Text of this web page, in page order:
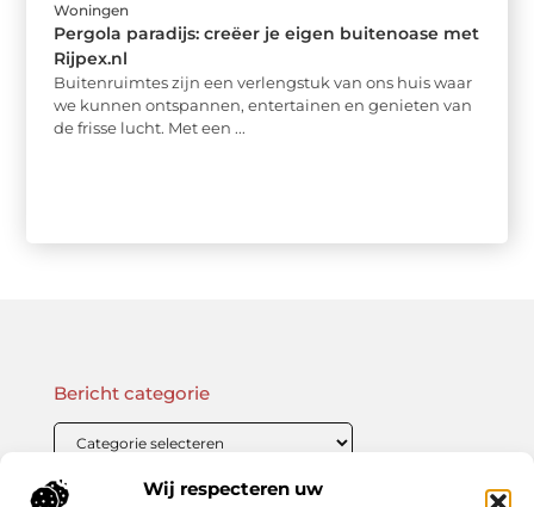
Wij respecteren uw
Woningen
Pergola paradijs: creëer je eigen buitenoase met
Rijpex.nl
Buitenruimtes zijn een verlengstuk van ons huis waar
we kunnen ontspannen, entertainen en genieten van
de frisse lucht. Met een ...
Bericht categorie